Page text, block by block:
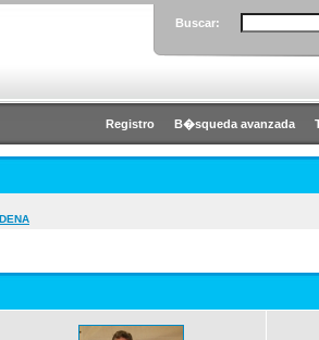
Buscar:
Registro B�squeda avanzada